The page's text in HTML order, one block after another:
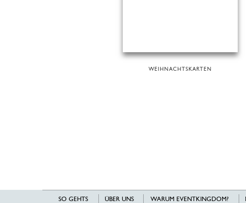
WEIHNACHTSKARTEN
SO GEHTS ÜBER UNS WARUM EVENTKINGDOM?